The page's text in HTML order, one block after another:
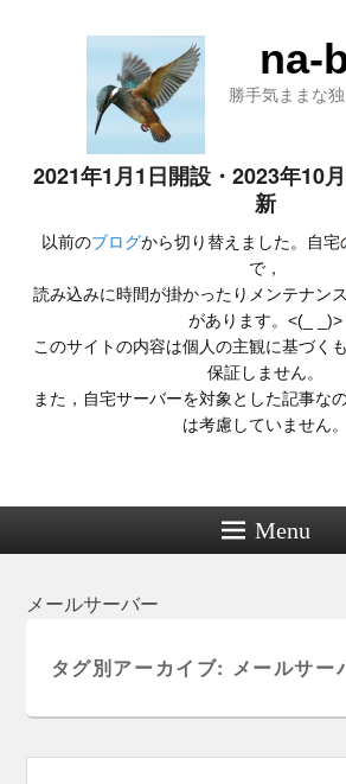
na-
勝手気ままな
2021年1月1日開設・2023年10
新
以前のブログから切り替えました。自宅
で，
読み込みに時間が掛かったりメンテナン
があります。<(_ _)>
このサイトの内容は個人の主観に基づく
保証しません。
また，自宅サーバーを対象とした記事な
は考慮していません。
Menu
メールサーバー
タグ別アーカイブ: メールサー